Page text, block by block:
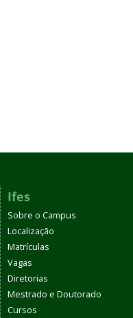
Ifes
Sobre o Campus
Localização
Matrículas
Vagas
Diretorias
Mestrado e Doutorado
Cursos